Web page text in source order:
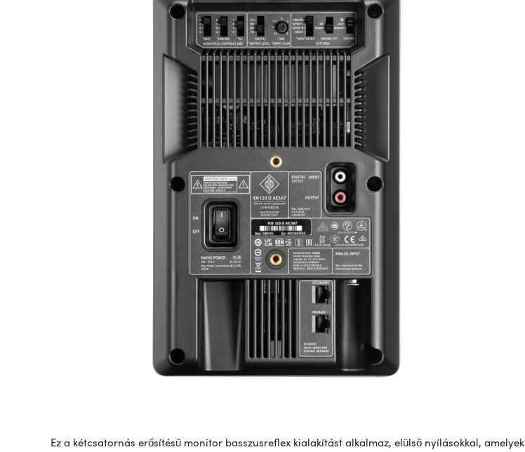
Ez a kétcsatornás erősítésű monitor basszusreflex kialakítást alkalmaz, elülső nyílásokkal, amelyek